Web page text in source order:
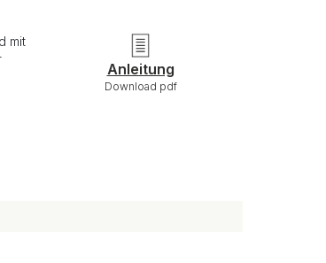
mit
Anleitung
Download pdf